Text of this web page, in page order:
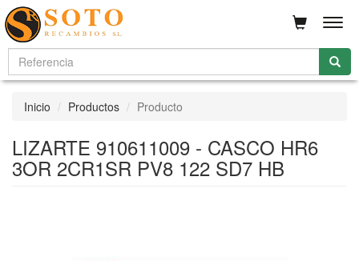
Inicio Productos Producto
LIZARTE 910611009 - CASCO HR6
3OR 2CR1SR PV8 122 SD7 HB